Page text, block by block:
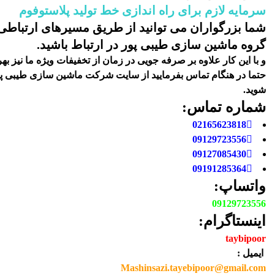
سرمایه لازم برای راه اندازی خط تولید پلاستوفوم
شما بزرگواران می توانید از طریق مسیرهای
گروه ماشین سازی طیبی پور در ارتباط باشید.
و با این کار علاوه بر صرفه جویی در زمان از تخفیفات ویژه ما نیز
حتما در هنگام تماس بفرمایید از سایت شرکت ماشین سازی طیبی
شوید.
شماره تماس:
02165623818
09129723556
09127085430
09191285364
واتساپ:
09129723556
اینستاگرام:
taybipoor
ایمیل :
Mashinsazi.tayebipoor@gmail.com